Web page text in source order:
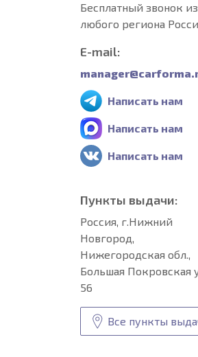
Бесплатный звонок из
любого региона
E-mail:
Написать нам
Написать нам
Написать нам
Пункты выдачи:
Россия, г.Нижний
Новгород,
Нижегородская обл.,
Большая Покровская
56
Все пункты